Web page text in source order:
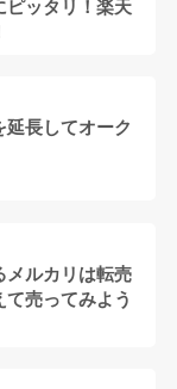
ピッタリ！楽天
延長してオーク
メルカリは転売
売ってみよう